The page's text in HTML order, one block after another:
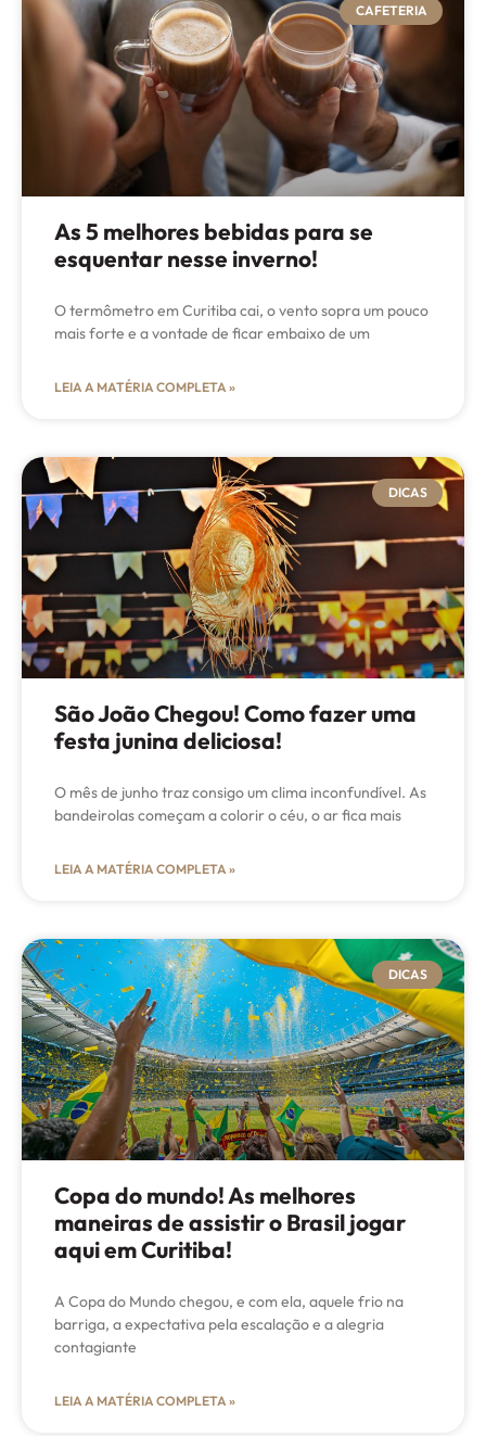
CAFETERIA
As 5 melhores bebidas para se
esquentar nesse inverno!
O termômetro em Curitiba cai, o vento sopra um pouco
mais forte e a vontade de ficar embaixo de um
LEIA A MATÉRIA COMPLETA »
DICAS
São João Chegou! Como fazer uma
festa junina deliciosa!
O mês de junho traz consigo um clima inconfundível. As
bandeirolas começam a colorir o céu, o ar fica mais
LEIA A MATÉRIA COMPLETA »
DICAS
Copa do mundo! As melhores
maneiras de assistir o Brasil jogar
aqui em Curitiba!
A Copa do Mundo chegou, e com ela, aquele frio na
barriga, a expectativa pela escalação e a alegria
contagiante
LEIA A MATÉRIA COMPLETA »